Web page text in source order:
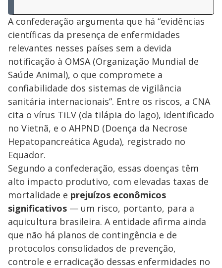
A confederação argumenta que há “evidências
científicas da presença de enfermidades
relevantes nesses países sem a devida
notificação à OMSA (Organização Mundial de
Saúde Animal), o que compromete a
confiabilidade dos sistemas de vigilância
sanitária internacionais”. Entre os riscos, a CNA
cita o vírus TiLV (da tilápia do lago), identificado
no Vietnã, e o AHPND (Doença da Necrose
Hepatopancreática Aguda), registrado no
Equador.
Segundo a confederação, essas doenças têm
alto impacto produtivo, com elevadas taxas de
mortalidade e prejuízos econômicos
significativos — um risco, portanto, para a
aquicultura brasileira. A entidade afirma ainda
que não há planos de contingência e de
protocolos consolidados de prevenção,
controle e erradicação dessas enfermidades no